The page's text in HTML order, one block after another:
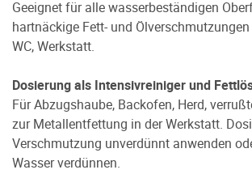
Geeignet für alle wasserbeständigen
hartnäckige Fett- und
WC, Werkstatt.
Dosierung als Intensivreiniger und
Für Abzugshaube, Backofen, Herd,
zur Metallentfettung in der Werkstatt.
Verschmutzung unverdünnt anwenden
Wasser verdünnen.